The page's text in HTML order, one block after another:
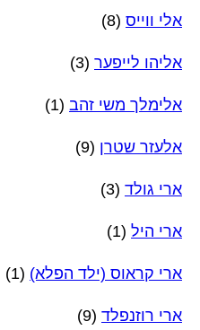
אלי ווייס (8)
אליהו לייפער (3)
אלימלך משי זהב (1)
אלעזר שטרן (9)
ארי גולד (3)
ארי היל (1)
ארי קראוס (ילד הפלא) (1)
ארי רוזנפלד (9)